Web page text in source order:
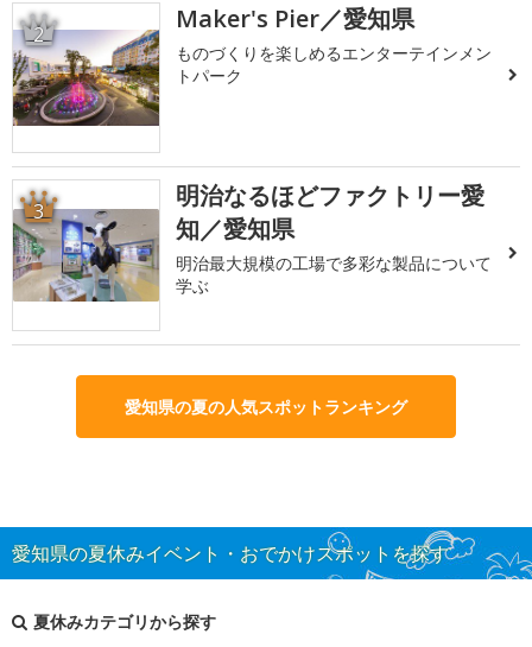
2 Maker's Pier／愛知県
ものづくりを楽しめるエンターテインメン
トパーク
3
明治なるほどファクトリー愛
知／愛知県
明治最大規模の工場で多彩な製品について
学ぶ
愛知県の夏の人気スポットランキング
愛知県の夏休みイベント・おでかけスポットを探す
夏休みカテゴリから探す